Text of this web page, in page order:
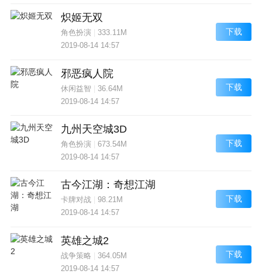
炽姬无双
角色扮演| 333.11M
2019-08-14 14:57
下载
邪恶疯人院
休闲益智
36.64M
2019-08-14 14:57
下载
九州天空城3D
角色扮演| 673.54M
2019-08-14 14:57
下载
古今江湖：奇想江湖
卡牌对战| 98.21M
2019-08-14 14:57
下载
英雄之城2
战争策略
364.05M
2019-08-14 14:57
下载